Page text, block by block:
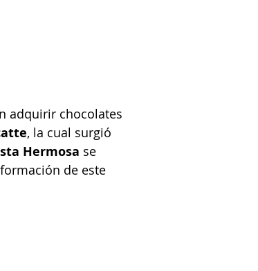
adquirir chocolates
, la cual surgió
Hermosa se
de este